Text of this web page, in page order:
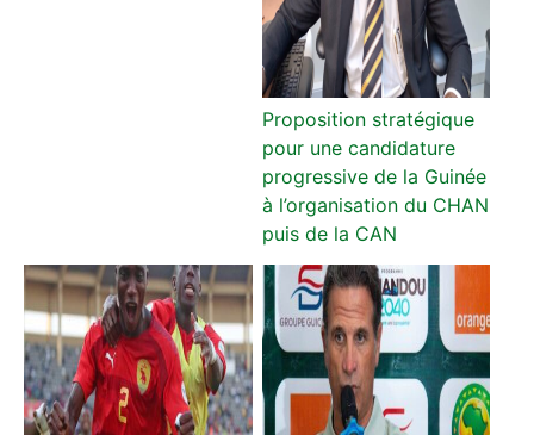
Proposition stratégique
pour une candidature
progressive de la Guinée
à l’organisation du CHAN
puis de la CAN